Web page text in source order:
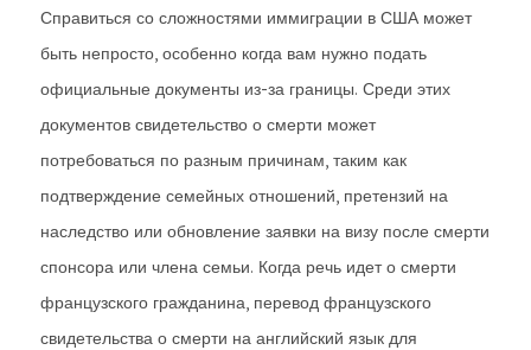
Справиться со сложностями иммиграции в США может
быть непросто, особенно когда вам нужно подать
официальные документы из-за границы. Среди этих
документов свидетельство о смерти может
потребоваться по разным причинам, таким как
подтверждение семейных отношений, претензий на
наследство или обновление заявки на визу после смерти
спонсора или члена семьи. Когда речь идет о смерти
французского гражданина, перевод французского
свидетельства о смерти на английский язык для